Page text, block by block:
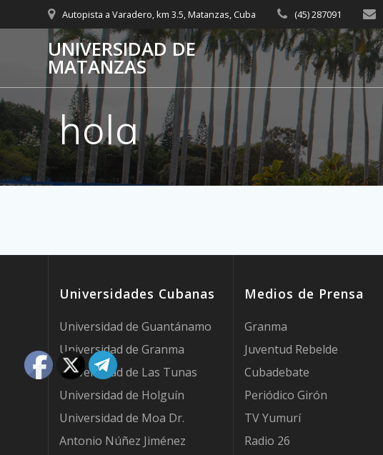
al
contenido
Autopista a Varadero, km 3.5, Matanzas, Cuba (45) 287091
UNIVERSIDAD DE
MATANZAS
hola
Universidades Cubanas
Universidad de Guantánamo
Universidad de Granma
Universidad de Las Tunas
Universidad de Holguín
Universidad de Moa Dr.
Antonio Núñez Jiménez
Medios de Prensa
Granma
Juventud Rebelde
Cubadebate
Periódico Girón
TV Yumurí
Radio 26